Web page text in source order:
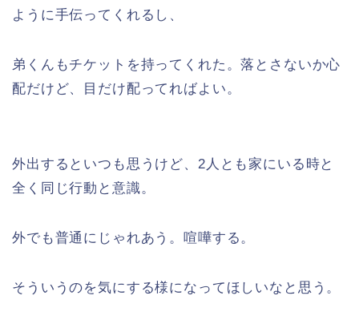
ように手伝ってくれるし、
弟くんもチケットを持ってくれた。落とさないか心
配だけど、目だけ配ってればよい。
外出するといつも思うけど、2人とも家にいる時と
全く同じ行動と意識。
外でも普通にじゃれあう。喧嘩する。
そういうのを気にする様になってほしいなと思う。